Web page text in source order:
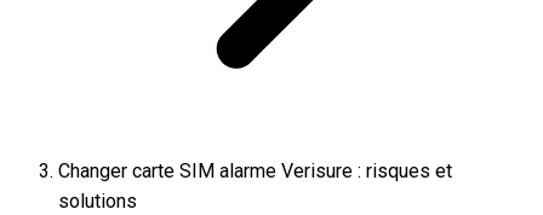
Changer carte SIM alarme Verisure : risques et
solutions